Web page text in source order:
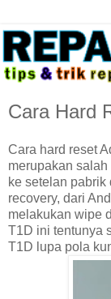
Cara Hard
Cara hard reset
merupakan
ke setelan pabrik
recovery, dari
melakukan wipe
T1D ini tentunya
T1D lupa pola